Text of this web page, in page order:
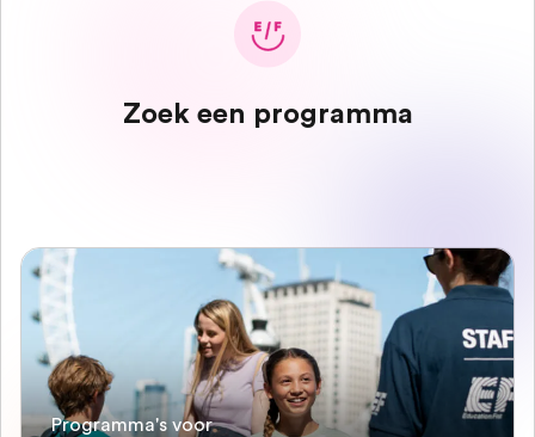
Zoek een programma
Programma's voor